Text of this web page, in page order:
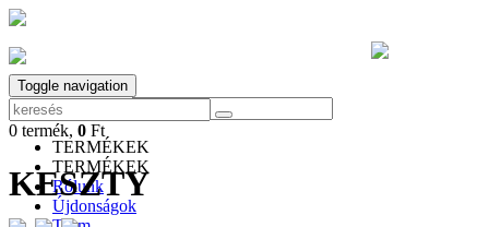
Toggle navigation
0termék,
TERMÉKEK
TERMÉKEK
Rólunk
Újdonságok
0 termék, 0 Ft
KESZTY